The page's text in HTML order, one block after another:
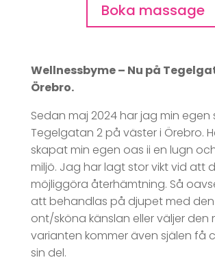
Boka massage
Wellnessbyme – Nu på
Örebro.
Sedan maj 2024 har jag min
Tegelgatan 2 på väster i Örebro.
skapat min egen oas ii en lugn
miljö. Jag har lagt stor vikt vid att
möjliggöra återhämtning. Så
att behandlas på djupet med
ont/sköna känslan eller väljer den
varianten kommer även själen få
sin del.